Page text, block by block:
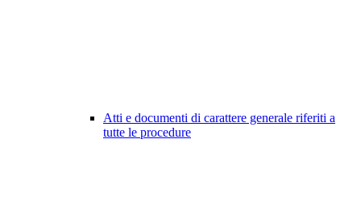
Atti e documenti di carattere generale riferiti a
tutte le procedure